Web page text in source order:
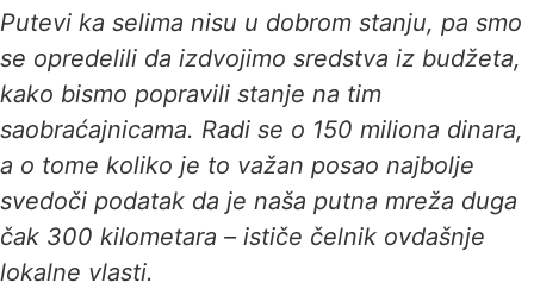
Putevi ka selima nisu u dobrom stanju, pa smo
se opredelili da izdvojimo sredstva iz budžeta,
kako bismo popravili stanje na tim
saobraćajnicama. Radi se o 150 miliona dinara,
a o tome koliko je to važan posao najbolje
svedoči podatak da je naša putna mreža duga
čak 300 kilometara – ističe čelnik ovdašnje
lokalne vlasti.